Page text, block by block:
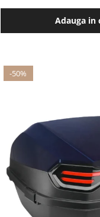
Adauga in
-50%